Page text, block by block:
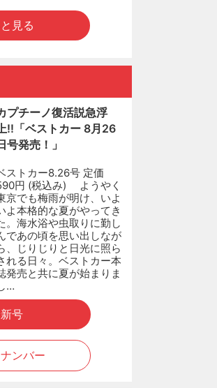
見る
プチーノ復活説急浮
上!!「ベストカー 8月26
号発売！」
ストカー8.26号 定価
円 (税込み) ようやく
京でも梅雨が明け、いよ
よ本格的な夏がやってき
。海水浴や虫取りに勤し
であの頃を思い出しなが
、じりじりと日光に照ら
れる日々。ベストカー本
発売と共に夏が始まりま
…
号
ンバー